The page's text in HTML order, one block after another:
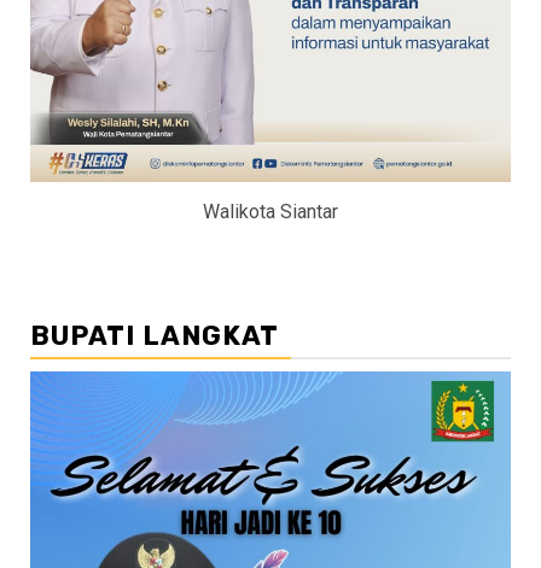
Walikota Siantar
BUPATI LANGKAT